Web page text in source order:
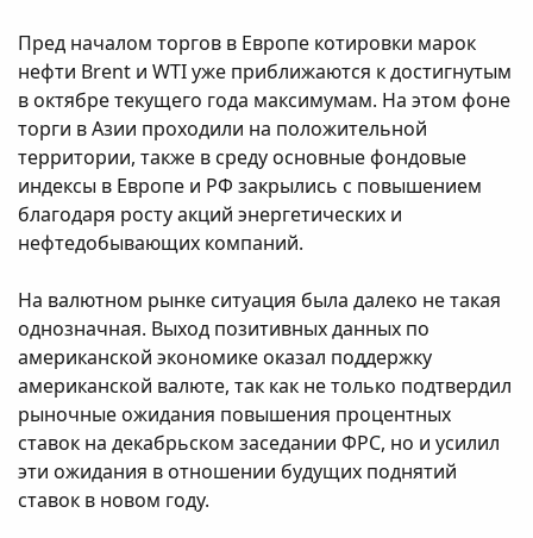
Пред началом торгов в Европе котировки марок
нефти Brent и WTI уже приближаются к достигнутым
в октябре текущего года максимумам. На этом фоне
торги в Азии проходили на положительной
территории, также в среду основные фондовые
индексы в Европе и РФ закрылись с повышением
благодаря росту акций энергетических и
нефтедобывающих компаний.
На валютном рынке ситуация была далеко не такая
однозначная. Выход позитивных данных по
американской экономике оказал поддержку
американской валюте, так как не только подтвердил
рыночные ожидания повышения процентных
ставок на декабрьском заседании ФРС, но и усилил
эти ожидания в отношении будущих поднятий
ставок в новом году.